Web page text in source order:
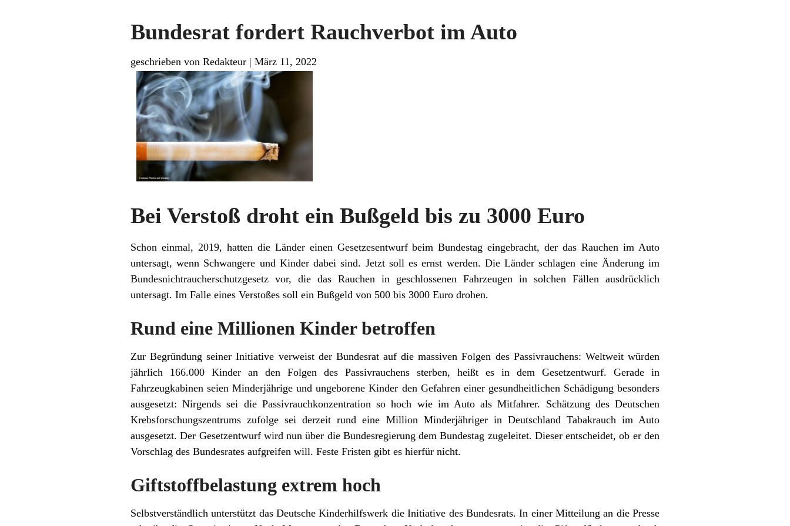
Bundesrat fordert Rauchverbot im Auto
geschrieben von Redakteur | März 11, 2022
Bei Verstoß droht ein Bußgeld bis zu 3000 Euro
Schon einmal, 2019, hatten die Länder einen Gesetzesentwurf beim Bundestag eingebracht, der das Rauchen im Auto
untersagt, wenn Schwangere und Kinder dabei sind. Jetzt soll es ernst werden. Die Länder schlagen eine Änderung im
Bundesnichtraucherschutzgesetz vor, die das Rauchen in geschlossenen Fahrzeugen in solchen Fällen ausdrücklich
untersagt. Im Falle eines Verstoßes soll ein Bußgeld von 500 bis 3000 Euro drohen.
Rund eine Millionen Kinder betroffen
Zur Begründung seiner Initiative verweist der Bundesrat auf die massiven Folgen des Passivrauchens: Weltweit würden
jährlich 166.000 Kinder an den Folgen des Passivrauchens sterben, heißt es in dem Gesetzentwurf. Gerade in
Fahrzeugkabinen seien Minderjährige und ungeborene Kinder den Gefahren einer gesundheitlichen Schädigung besonders
ausgesetzt: Nirgends sei die Passivrauchkonzentration so hoch wie im Auto als Mitfahrer. Schätzung des Deutschen
Krebsforschungszentrums zufolge sei derzeit rund eine Million Minderjähriger in Deutschland Tabakrauch im Auto
ausgesetzt. Der Gesetzentwurf wird nun über die Bundesregierung dem Bundestag zugeleitet. Dieser entscheidet, ob er den
Vorschlag des Bundesrates aufgreifen will. Feste Fristen gibt es hierfür nicht.
Giftstoffbelastung extrem hoch
Selbstverständlich unterstützt das Deutsche Kinderhilfswerk die Initiative des Bundesrats. In einer Mitteilung an die Presse